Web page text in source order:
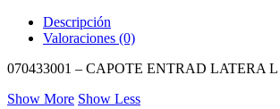
Descripción
Valoraciones (0)
070433001 – CAPOTE ENTRAD LATERA L
Show More Show Less